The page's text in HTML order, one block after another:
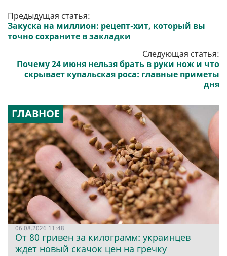
Предыдущая статья:
Закуска на миллион: рецепт-хит, который вы
точно сохраните в закладки
Следующая статья:
Почему 24 июня нельзя брать в руки нож и что
скрывает купальская роса: главные приметы
дня
ГЛАВНОЕ
06.08.2026 11:48
От 80 гривен за килограмм: украинцев
ждет новый скачок цен на гречку